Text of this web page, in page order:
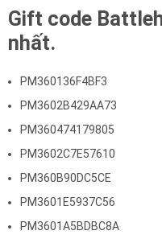
Gift code
nhất.
PM360136F4BF3
PM3602B429AA73
PM360474179805
PM3602C7E57610
PM360B90DC5CE
PM3601E5937C56
PM3601A5BDBC8A